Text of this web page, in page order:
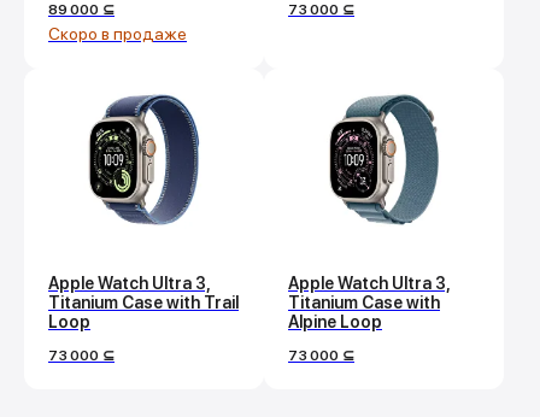
89 000 ⊆ 73 000 ⊆
Apple Watch Ultra 3,
Titanium Case with Trail
Loop
73 000 ⊆
Apple Watch Ultra 3,
Titanium Case with
Alpine Loop
73 000 ⊆
Покупай выгодно!
Рассрочка от партнеров